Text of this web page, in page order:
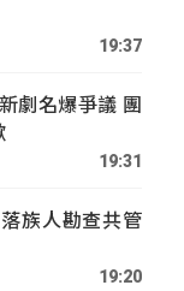
19:37
劇名爆爭議 團
19:31
族人勘查共管
19:20